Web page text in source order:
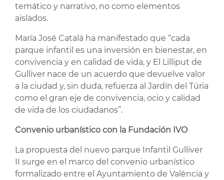
temático y narrativo, no como elementos
aislados.
María José Catalá ha manifestado que “cada
parque infantil es una inversión en bienestar, en
convivencia y en calidad de vida, y El Lilliput de
Gulliver nace de un acuerdo que devuelve valor
a la ciudad y, sin duda, refuerza al Jardín del Túria
como el gran eje de convivencia, ocio y calidad
de vida de los ciudadanos”.
Convenio urbanístico con la Fundación IVO
La propuesta del nuevo parque Infantil Gulliver
II surge en el marco del convenio urbanístico
formalizado entre el Ayuntamiento de València y